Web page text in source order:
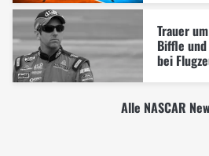
Trauer
Biffle
bei
Alle NASCAR